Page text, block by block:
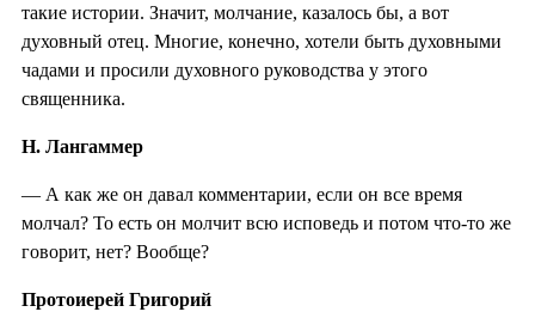
такие истории. Значит, молчание, казалось бы, а вот
духовный отец. Многие, конечно, хотели быть духовными
чадами и просили духовного руководства у этого
священника.
Н. Лангаммер
— А как же он давал комментарии, если он все время
молчал? То есть он молчит всю исповедь и потом что-то же
говорит, нет? Вообще?
Протоиерей Григорий